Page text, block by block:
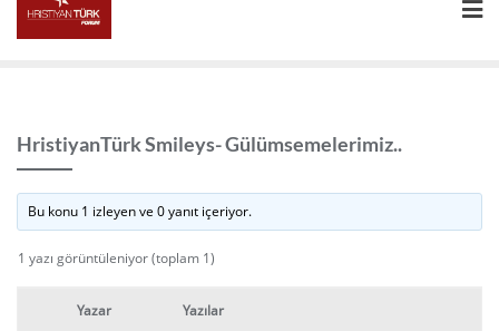
HristiyanTürk Smileys- Gülümsemelerimiz..
Bu konu 1 izleyen ve 0 yanıt içeriyor.
1 yazı görüntüleniyor (toplam 1)
Yazar Yazılar